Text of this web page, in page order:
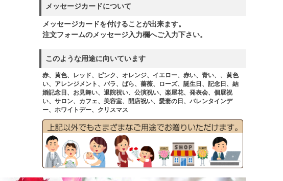
メッセージカードについて
メッセージカードを付けることが出来ます。
注文フォームのメッセージ入力欄へご入力下さい。
このような用途に向いています
赤、黄色、レッド、ピンク、オレンジ、イエロー、赤い、青い、、黄色
い、アレンジメント、バラ、ばら、薔薇、ローズ、誕生日、記念日、結
婚記念日、お見舞い、退院祝い、公演祝い、楽屋花、発表会、個展祝
い、サロン、カフェ、美容室、開店祝い、愛妻の日、バレンタインデ
ー、ホワイトデー、クリスマス